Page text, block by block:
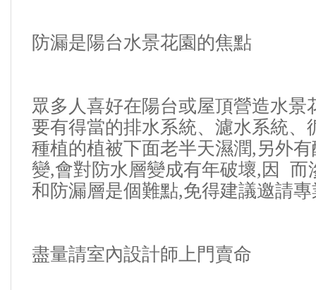
防漏是陽台水景花園的焦點
眾多人喜好在陽台或屋頂營造水景
要有得當的排水系統、濾水系統、
種植的植被下面老半天濕潤, 另外
變,會對防水層變成有年破壞, 因 ​​​​ 而
和防漏層是個難點,免得建議邀請
盡量請室內設計師上門賣命